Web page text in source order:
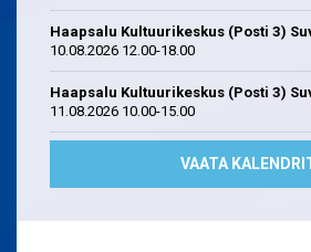
Haapsalu Kultuurikeskus (Posti 3)
10.08.2026 12.00-18.00
Haapsalu Kultuurikeskus (Posti 3)
11.08.2026 10.00-15.00
VAATA